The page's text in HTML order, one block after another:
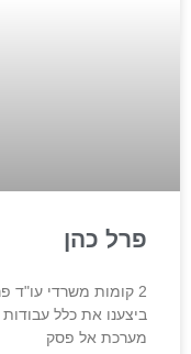
פרל כהן
2 קומות משרדי עו"ד
מערכת אל פסק